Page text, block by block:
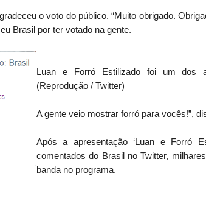
o voto do público. “Muito obrigado.
Brasil por ter votado na gente.
Luan e Forró Estilizado foi um dos
(Reprodução / Twitter)
A gente veio mostrar forró para vocês!”,
Após a apresentação ‘Luan e Forró
comentados do Brasil no Twitter,
banda no programa.